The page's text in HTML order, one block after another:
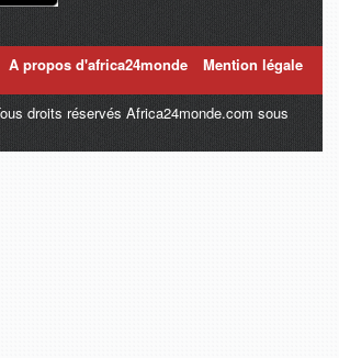
A propos d'africa24monde Mention légale
droits réservés Africa24monde.com sous